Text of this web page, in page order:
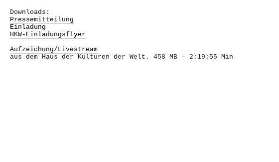
Downloads:
Pressemitteilung
Einladung
HKW-Einladungsflyer
Aufzeichung/Livestream
aus dem Haus der Kulturen der Welt. 458 MB – 2:19:55 Min